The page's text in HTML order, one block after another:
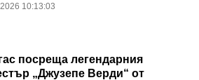
10:13:03
посреща легендарния
„Джузепе Верди“ от